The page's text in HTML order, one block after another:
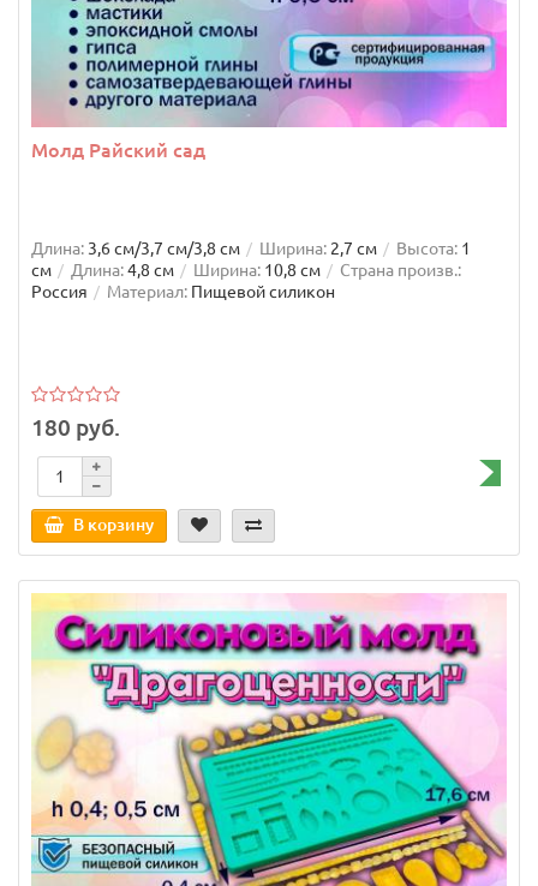
Молд Райский сад
Длина: 3,6 см/3,7 см/3,8 см Ширина: 2,7 см Высота: 1
см
Длина:4,8 см Ширина: 10,8 см
Страна произв.:
Россия
Материал: Пищевой силикон
180 руб.
В корзину